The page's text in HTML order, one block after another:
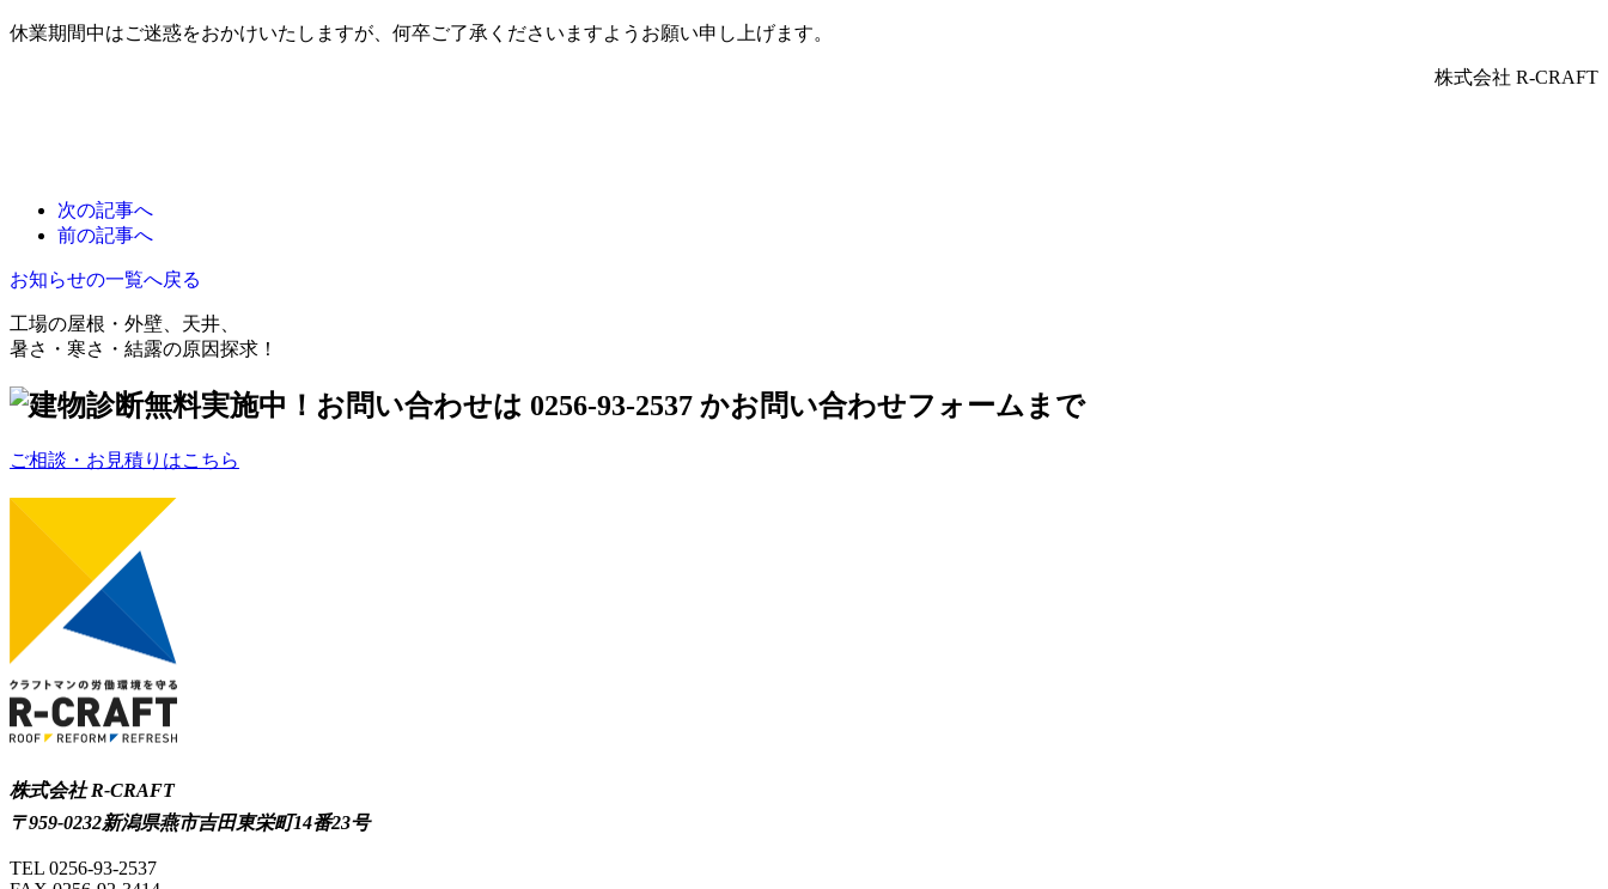
休業期間中はご迷惑をおかけいたしますが、何卒ご了承くださいますようお願い申し上げます。
株式会社 R-CRAFT
次の記事へ
前の記事へ
お知らせの一覧へ戻る
工場の屋根・外壁、天井、
暑さ・寒さ・結露の原因探求！
ご相談・お見積りはこちら
株式会社 R-CRAFT
〒959-0232新潟県燕市吉田東栄町14番23号
TEL 0256-93-2537